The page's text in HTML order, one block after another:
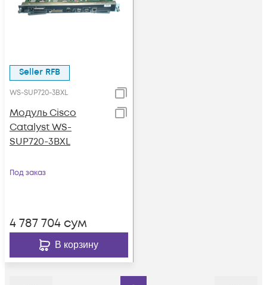
Seller RFB
WS-SUP720-3BXL
Модуль Cisco
Catalyst WS-
SUP720-3BXL
Под заказ
4 787 704 сум
В корзину